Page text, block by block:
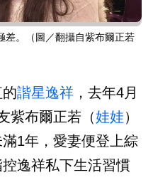
差。（圖／翻攝自紫布爾正若
諧星逸祥 ，去年4月
紫布爾正若（娃娃）
滿1年，愛妻便登上綜
逸祥私下生活習慣